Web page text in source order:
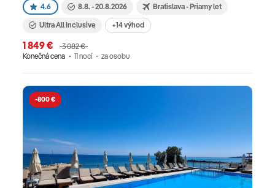
4.6 8.8. - 20.8.2026 Bratislava - Priamy let
Ultra All Inclusive +14 výhod
1 849 €
3 082 €
Konečná cena
11 nocí za osobu
-800 €